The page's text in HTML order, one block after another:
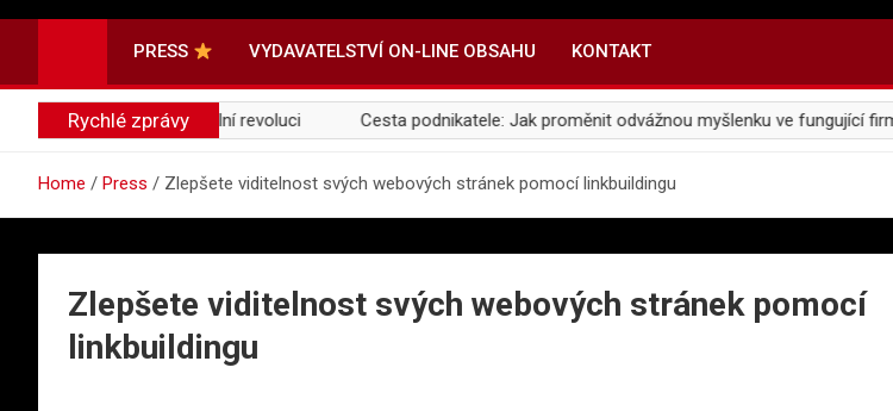
PRESS VYDAVATELSTVÍ ON-LINE OBSAHU KONTAKT
Rychlé zprávy
zelenou a digitální revoluci Cesta podnikatele: Jak proměnit odvážnou myšlenku ve fungující firmu
Home Press Zlepšete viditelnost svých webových stránek pomocí linkbuildingu
Zlepšete viditelnost svých webových stránek pomocí
linkbuildingu